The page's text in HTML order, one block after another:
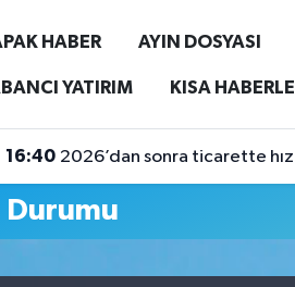
HABER AYIN DOSYASI
YATIRIM KISA
16:40 2026’dan sonra ticarette
Durumu